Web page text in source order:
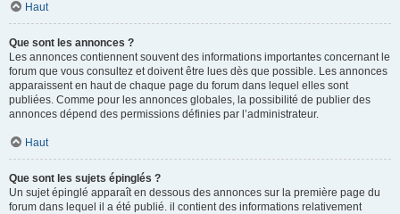
Haut
Que sont les annonces ?
Les annonces contiennent souvent des informations importantes concernant le
forum que vous consultez et doivent être lues dès que possible. Les annonces
apparaissent en haut de chaque page du forum dans lequel elles sont
publiées. Comme pour les annonces globales, la possibilité de publier des
annonces dépend des permissions définies par l’administrateur.
Haut
Que sont les sujets épinglés ?
Un sujet épinglé apparaît en dessous des annonces sur la première page du
forum dans lequel il a été publié. il contient des informations relativement